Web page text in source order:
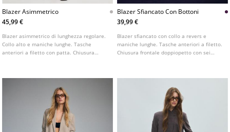
Blazer Asimmetrico
45,99 €
Blazer asimmetrico di lunghezza regolare.
Collo alto e maniche lunghe. Tasche
anteriori a filetto con patta. Chiusura
Blazer Sfiancato Con Bottoni
39,99 €
Blazer sfiancato con collo a revers e
maniche lunghe. Tasche anteriori a filetto.
Chiusura frontale doppiopetto con sei